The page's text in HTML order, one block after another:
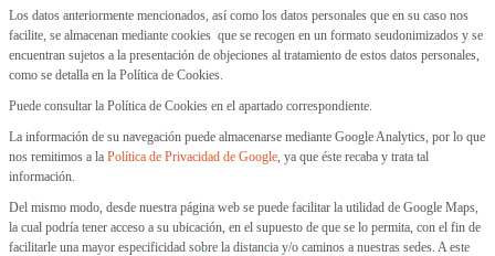
Los datos anteriormente mencionados, así como los datos personales que en su caso nos
facilite, se almacenan mediante cookies que se recogen en un formato seudonimizados y se
encuentran sujetos a la presentación de objeciones al tratamiento de estos datos personales,
como se detalla en la Política de Cookies.
Puede consultar la Política de Cookies en el apartado correspondiente.
La información de su navegación puede almacenarse mediante Google Analytics, por lo que
nos remitimos a la Política de Privacidad de Google, ya que éste recaba y trata tal
información.
Del mismo modo, desde nuestra página web se puede facilitar la utilidad de Google Maps,
la cual podría tener acceso a su ubicación, en el supuesto de que se lo permita, con el fin de
facilitarle una mayor especificidad sobre la distancia y/o caminos a nuestras sedes. A este